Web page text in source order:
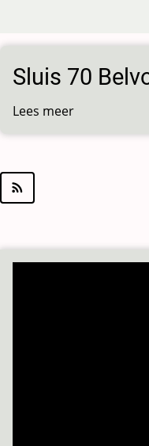
naar
de
inhoud
gaan
Sluis 70
Lees meer